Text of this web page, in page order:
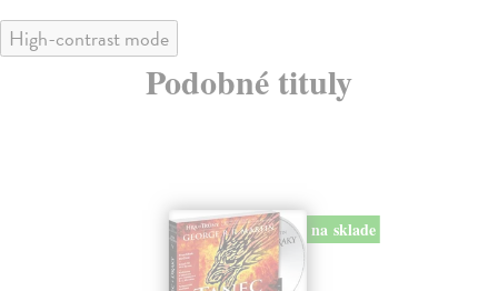
High-contrast mode
Podobné tituly
na sklade